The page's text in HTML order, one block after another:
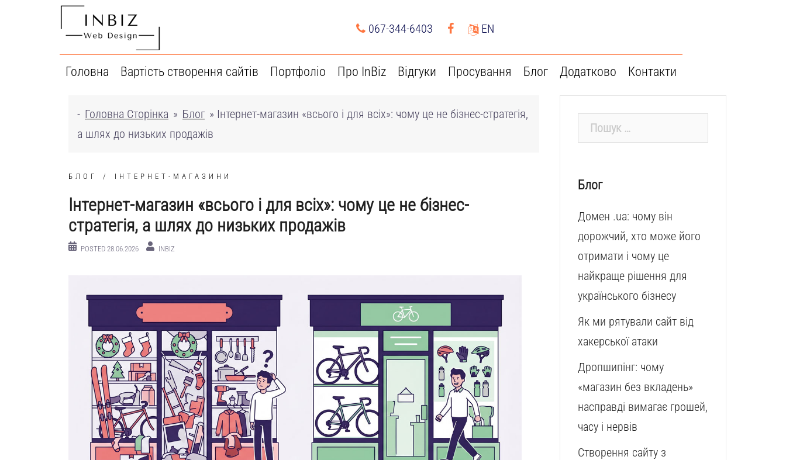
067-344-6403 EN
Головна Вартість створення сайтів Портфоліо Про InBiz Відгуки Просування Блог Додатково Контакти
- Головна Сторінка » Блог » Інтернет-магазин «всього і для всіх»: чому це не бізнес-стратегія,
а шлях до низьких продажів
БЛОГ ІНТЕРНЕТ-МАГАЗИНИ
Інтернет-магазин «всього і для всіх»: чому це не бізнес-
стратегія, а шлях до низьких продажів
POSTED 28.06.2026 INBIZ
Пошук:
Блог
Домен .ua: чому він
дорожчий, хто може його
отримати і чому це
найкраще рішення для
українського бізнесу
Як ми рятували сайт від
хакерської атаки
Дропшипінг: чому
«магазин без вкладень»
насправді вимагає грошей,
часу і нервів
Створення сайту з